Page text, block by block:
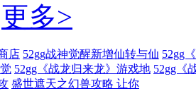
更多>
店 52gg战神觉醒新增仙转与仙 52gg
52gg《战龙归来龙》游戏地 52gg《
盛世遮天之幻兽攻略 让你